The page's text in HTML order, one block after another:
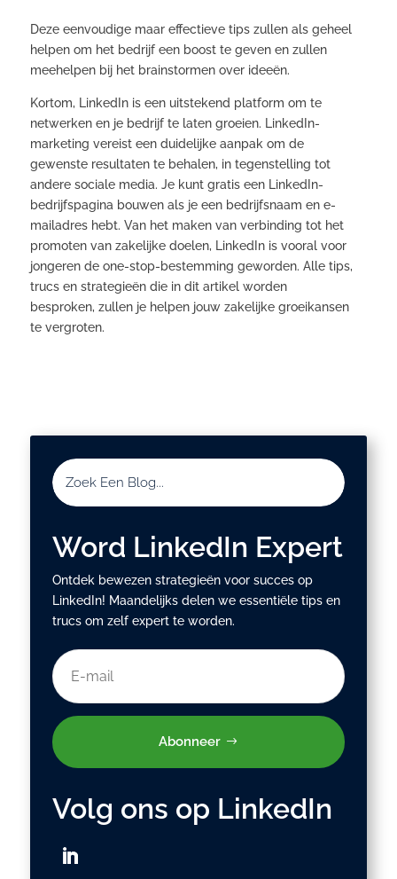
Deze eenvoudige maar effectieve tips zullen als geheel
helpen om het bedrijf een boost te geven en zullen
meehelpen bij het brainstormen over ideeën.
Kortom, LinkedIn is een uitstekend platform om te
netwerken en je bedrijf te laten groeien. LinkedIn-
marketing vereist een duidelijke aanpak om de
gewenste resultaten te behalen, in tegenstelling tot
andere sociale media. Je kunt gratis een LinkedIn-
bedrijfspagina bouwen als je een bedrijfsnaam en e-
mailadres hebt. Van het maken van verbinding tot het
promoten van zakelijke doelen, LinkedIn is vooral voor
jongeren de one-stop-bestemming geworden. Alle tips,
trucs en strategieën die in dit artikel worden
besproken, zullen je helpen jouw zakelijke groeikansen
te vergroten.
Word LinkedIn Expert
Ontdek bewezen strategieën voor succes op
LinkedIn! Maandelijks delen we essentiële tips en
trucs om zelf expert te worden.
Abonneer
Volg ons op LinkedIn